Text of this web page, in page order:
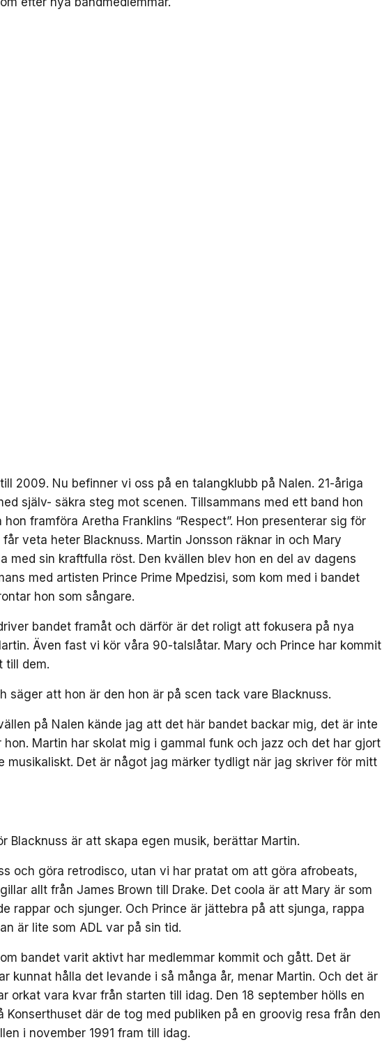
2009. Nu befinner vi oss på en talangklubb på Nalen. 21-åriga
själv- säkra steg mot scenen. Tillsammans med ett band hon
framföra Aretha Franklins “Respect”. Hon presenterar sig för
får veta heter Blacknuss. Martin Jonsson räknar in och Mary
med sin kraftfulla röst. Den kvällen blev hon en del av dagens
med artisten Prince Prime Mpedzisi, som kom med i bandet
hon som sångare.
bandet framåt och därför är det roligt att fokusera på nya
Även fast vi kör våra 90-talslåtar. Mary och Prince har kommit
till dem.
säger att hon är den hon är på scen tack vare Blacknuss.
på Nalen kände jag att det här bandet backar mig, det är inte
Martin har skolat mig i gammal funk och jazz och det har gjort
musikaliskt. Det är något jag märker tydligt när jag skriver för mitt
Blacknuss är att skapa egen musik, berättar Martin.
och göra retrodisco, utan vi har pratat om att göra afrobeats,
allt från James Brown till Drake. Det coola är att Mary är som
rappar och sjunger. Och Prince är jättebra på att sjunga, rappa
är lite som ADL var på sin tid.
bandet varit aktivt har medlemmar kommit och gått. Det är
kunnat hålla det levande i så många år, menar Martin. Och det är
orkat vara kvar från starten till idag. Den 18 september hölls en
Konserthuset där de tog med publiken på en groovig resa från den
i november 1991 fram till idag.